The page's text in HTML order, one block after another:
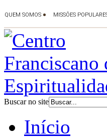
Buscar no site
Início